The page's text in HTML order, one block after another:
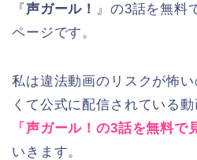
『声ガール！ 』の3話を無料
ページです。
私は違法動画のリスクが怖
くて公式に配信されている
「声ガール！の3話を無料で
いきます。